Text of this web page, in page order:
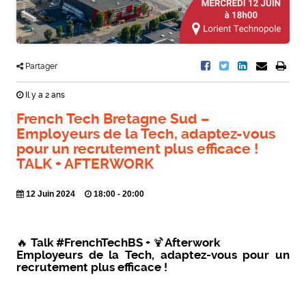
Partager
Il y a 2 ans
French Tech Bretagne Sud –
Employeurs de la Tech, adaptez-vous
pour un recrutement plus efficace !
TALK + AFTERWORK
12 Juin 2024 18:00 - 20:00
🔥 Talk #FrenchTechBS+ 🍹Afterwork
Employeurs de la Tech, adaptez-vous pour un
recrutement plus efficace !